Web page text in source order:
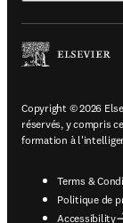
Copyright © 2026
réservés, y compris
formation à
Terms &
Politique de
Accessibility